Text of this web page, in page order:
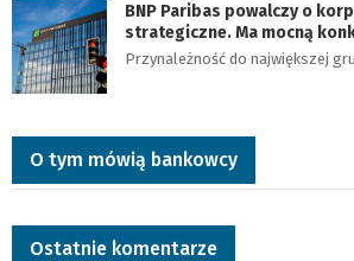
BNP Paribas powalczy o
strategiczne. Ma mocną
Przynależność do największej
O tym mówią bankowcy
Ostatnie komentarze